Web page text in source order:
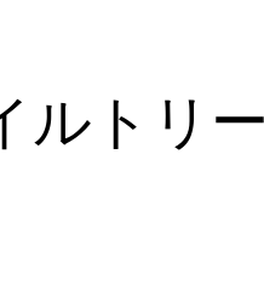
ルト